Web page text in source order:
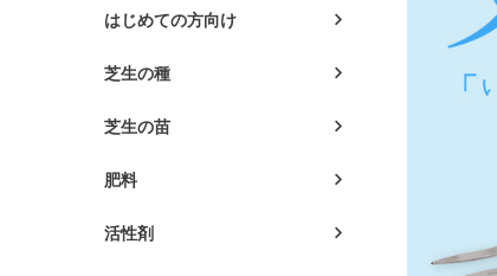
はじめての方向け
芝生の種
芝生の苗
肥料
活性剤